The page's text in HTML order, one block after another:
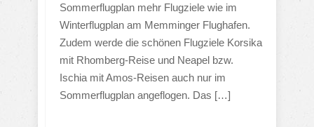
Sommerflugplan mehr Flugziele wie im
Winterflugplan am Memminger Flughafen.
Zudem werde die schönen Flugziele Korsika
mit Rhomberg-Reise und Neapel bzw.
Ischia mit Amos-Reisen auch nur im
Sommerflugplan angeflogen. Das […]